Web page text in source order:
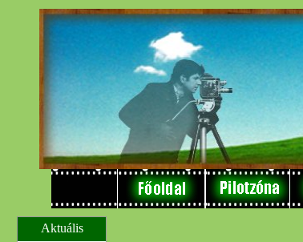
Aktuális